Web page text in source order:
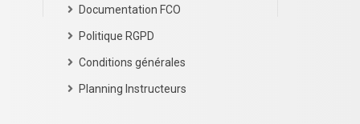
Documentation FCO
Politique RGPD
Conditions générales
Planning Instructeurs